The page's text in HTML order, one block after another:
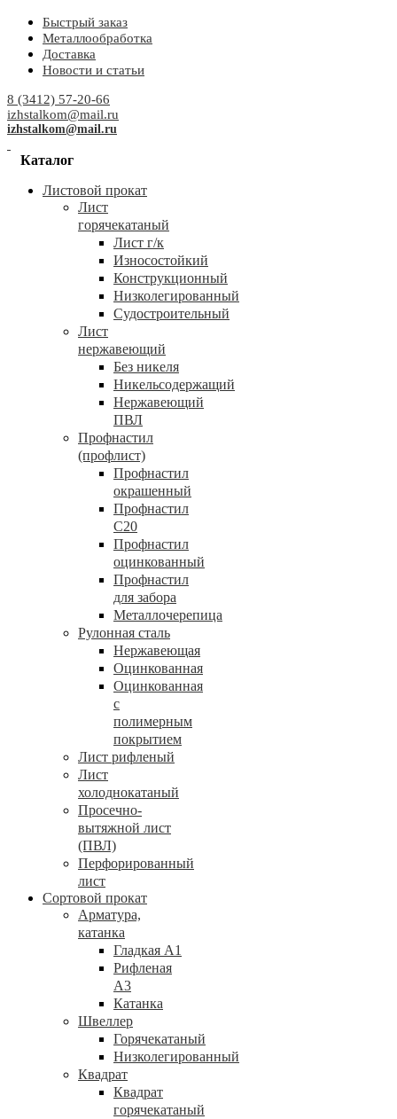
Быстрый заказ
Металлообработка
Доставка
Новости и статьи
8 (3412) 57-20-66
izhstalkom@mail.ru
izhstalkom@mail.ru
Каталог
Листовой прокат
Лист
горячекатаный
Лист г/к
Износостойкий
Конструкционный
Низколегированный
Судостроительный
Лист
нержавеющий
Без никеля
Никельсодержащий
Нержавеющий
ПВЛ
Профнастил
(профлист)
Профнастил
окрашенный
Профнастил
С20
Профнастил
оцинкованный
Профнастил
для забора
Металлочерепица
Рулонная сталь
Нержавеющая
Оцинкованная
Оцинкованная
с
полимерным
покрытием
Лист рифленый
Лист
холоднокатаный
Просечно-
вытяжной лист
(ПВЛ)
Перфорированный
лист
Сортовой прокат
Арматура,
катанка
Гладкая А1
Рифленая
А3
Катанка
Швеллер
Горячекатаный
Низколегированный
Квадрат
Квадрат
горячекатаный